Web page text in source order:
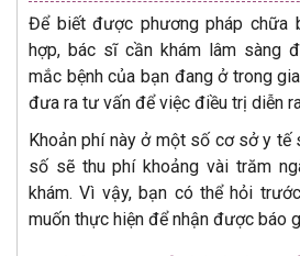
Để biết được phương pháp chữa
hợp, bác sĩ cần khám lâm sàng
mắc bệnh của bạn đang ở trong
đưa ra tư vấn để việc điều trị diễn
Khoản phí này ở một số cơ sở y tế
số sẽ thu phí khoảng vài trăm
khám. Vì vậy, bạn có thể hỏi
muốn thực hiện để nhận được báo